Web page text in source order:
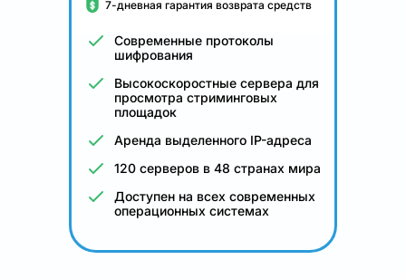
7-дневная гарантия возврата средств
Современные протоколы
шифрования
Высокоскоростные сервера для
просмотра стриминговых
площадок
Аренда выделенного IP-адреса
120 серверов в 48 странах мира
Доступен на всех современных
операционных системах